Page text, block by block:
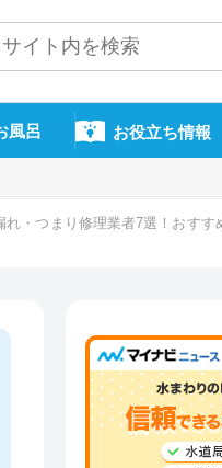
風呂 お役立ち情報
れ・つまり修理業者7選！おすす